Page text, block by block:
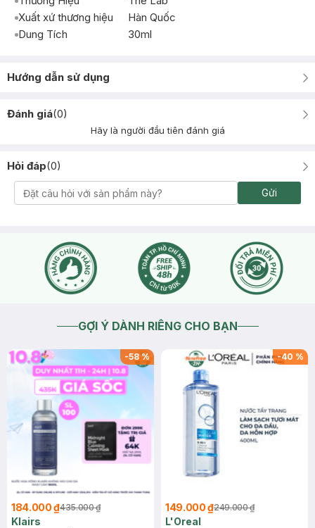
Xuất xứ thương hiệu
Hàn Quốc
Dung Tích
30ml
Hướng dẫn sử dụng
Đánh giá(0)
Hãy là người đầu tiên đánh giá
Hỏi đáp(0)
Gửi
GỢI Ý DÀNH RIÊNG CHO BẠN
-58%
184.000 ₫435.000 ₫
Klairs
-40 %
149.000 ₫249.000 ₫
L'Oreal